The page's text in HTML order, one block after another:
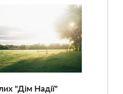
"Дім Надії"